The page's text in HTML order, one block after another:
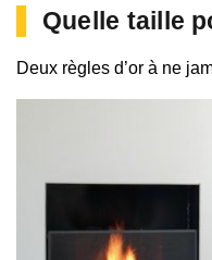
Quelle taille
Deux règles d’or à ne